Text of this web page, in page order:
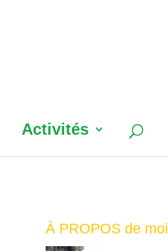
Activités
À PROPOS de moi